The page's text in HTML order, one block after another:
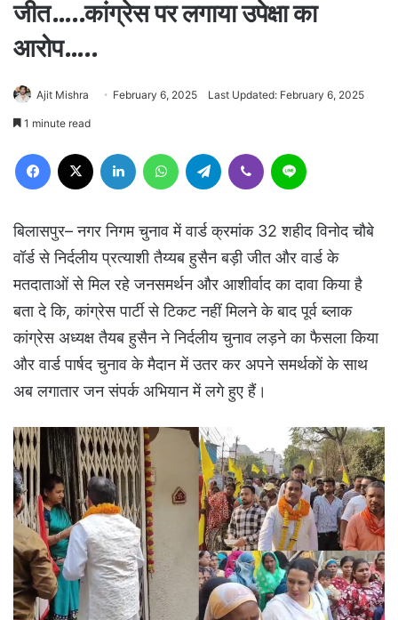
जीत…..कांग्रेस पर लगाया उपेक्षा का
आरोप…..
Ajit Mishra February 6, 2025 Last Updated: February 6, 2025
1 minute read
Facebook LinkedIn WhatsAppTelegram Viber
बिलासपुर– नगर निगम चुनाव में वार्ड क्रमांक 32 शहीद विनोद चौबे
वॉर्ड से निर्दलीय प्रत्याशी तैय्यब हुसैन बड़ी जीत और वार्ड के
मतदाताओं से मिल रहे जनसमर्थन और आशीर्वाद का दावा किया है
बता दे कि, कांग्रेस पार्टी से टिकट नहीं मिलने के बाद पूर्व ब्लाक
कांग्रेस अध्यक्ष तैयब हुसैन ने निर्दलीय चुनाव लड़ने का फैसला किया
और वार्ड पार्षद चुनाव के मैदान में उतर कर अपने समर्थकों के साथ
अब लगातार जन संपर्क अभियान में लगे हुए हैं।